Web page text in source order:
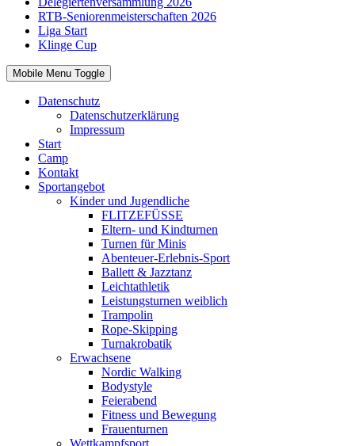
RTB-Seniorenmeisterschaften 2026
Liga Start
Klinge Cup
Mobile Menu Toggle
Datenschutz
Datenschutzerklärung
Impressum
Start
Camp
Kontakt
Sportangebot
Kinder und Jugendliche
FLITZEFÜSSE
Eltern- und Kindturnen
Turnen für Minis
Abenteuer-Erlebnis-Sport
Ballett & Jazztanz
Leichtathletik
Leistungsturnen weiblich
Trampolin
Rope-Skipping
Turnakrobatik
Erwachsene
Nordic Walking
Bodystyle
Feierabend
Fitness und Bewegung
Frauenturnen